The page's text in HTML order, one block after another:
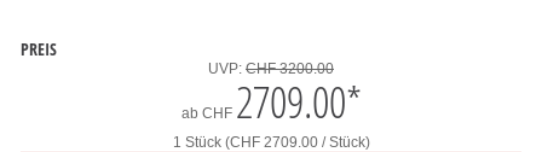
PREIS
UVP: CHF 3200.00
ab CHF 2709.00*
1 Stück (CHF 2709.00 / Stück)